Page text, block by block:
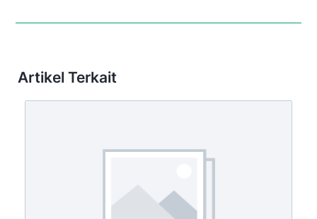
Artikel Terkait